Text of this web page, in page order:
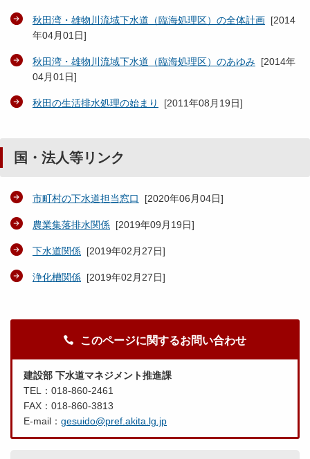
秋田湾・雄物川流域下水道（臨海処理区）の全体計画 [2014
年04月01日]
秋田湾・雄物川流域下水道（臨海処理区）のあゆみ [2014年
04月01日]
秋田の生活排水処理の始まり [2011年08月19日]
国・法人等リンク
市町村の下水道担当窓口 [2020年06月04日]
農業集落排水関係 [2019年09月19日]
下水道関係 [2019年02月27日]
浄化槽関係 [2019年02月27日]
このページに関するお問い合わせ
建設部 下水道マネジメント推進課
TEL：018-860-2461
FAX：018-860-3813
E-mail： gesuido@pref.akita.lg.jp